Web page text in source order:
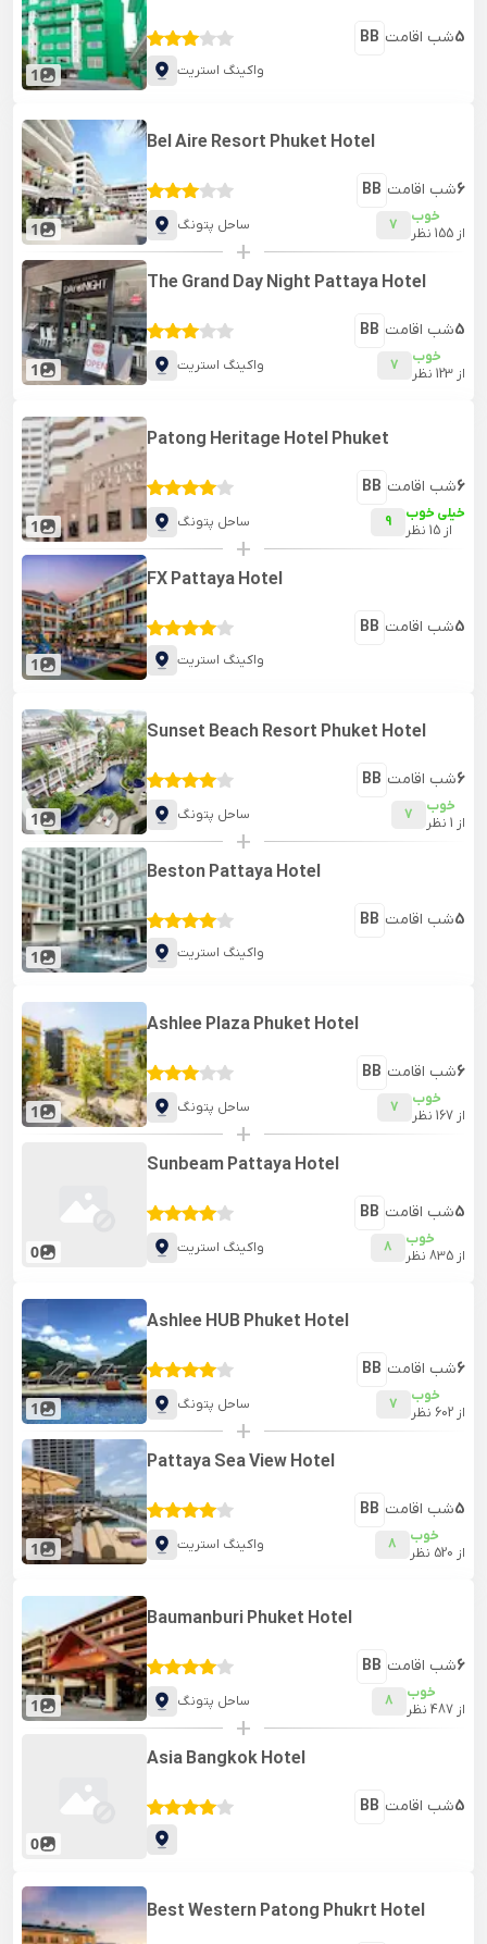
1
BB شب اقامت5
واکینگ استریت
1
Bel Aire Resort Phuket Hotel
BB شب اقامت6
ساحل پتونگ 7
خوب
از 155 نظر
+
1
The Grand Day Night Pattaya Hotel
BB شب اقامت5
واکینگ استریت 7
خوب
از 123 نظر
1
Patong Heritage Hotel Phuket
BB شب اقامت6
ساحل پتونگ 9
خیلی خوب
از 15 نظر
+
1
FX Pattaya Hotel
BB شب اقامت5
واکینگ استریت
1
Sunset Beach Resort Phuket Hotel
BB شب اقامت6
ساحل پتونگ 7
خوب
از 1 نظر
+
1
Beston Pattaya Hotel
BB شب اقامت5
واکینگ استریت
1
Ashlee Plaza Phuket Hotel
BB شب اقامت6
ساحل پتونگ 7
خوب
از 167 نظر
+
0
Sunbeam Pattaya Hotel
BB شب اقامت5
واکینگ استریت 8
خوب
از 835 نظر
1
Ashlee HUB Phuket Hotel
BB شب اقامت6
ساحل پتونگ 7
خوب
از 602 نظر
+
1
Pattaya Sea View Hotel
BB شب اقامت5
واکینگ استریت 8
خوب
از 520 نظر
1
Baumanburi Phuket Hotel
BB شب اقامت6
ساحل پتونگ 8
خوب
از 487 نظر
+
0
Asia Bangkok Hotel
BB شب اقامت5
Best Western Patong Phukrt Hotel